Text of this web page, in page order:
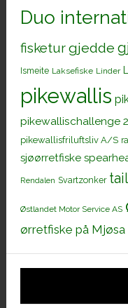
Duo
fisketurgjedde
Ismeite Laksefiske Linder
pikewallis
pikewallischallenge
pikewallisfriluftsliv A/S
sjøørretfiske
Rendalen Svartzonker
Østlandet Motor Service AS
ørretfiske på Mjøsa